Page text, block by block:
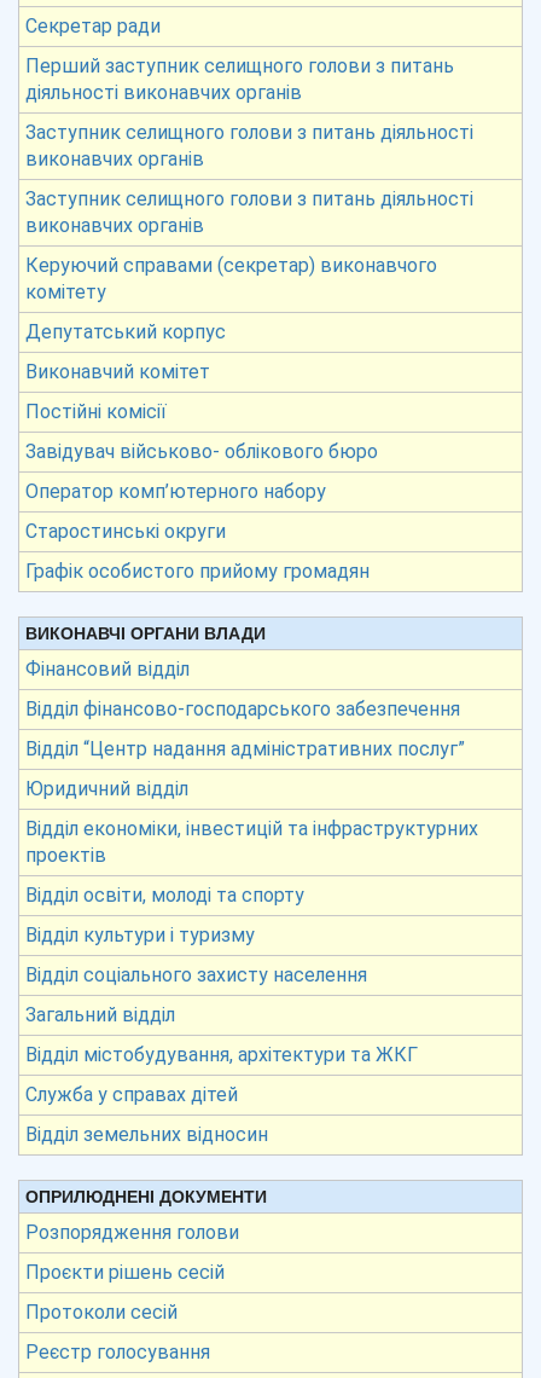
Секретар ради
Перший заступник селищного голови з питань
діяльності виконавчих органів
Заступник селищного голови з питань діяльності
виконавчих органів
Заступник селищного голови з питань діяльності
виконавчих органів
Керуючий справами (секретар) виконавчого
комітету
Депутатський корпус
Виконавчий комітет
Постійні комісії
Завідувач військово- облікового бюро
Оператор комп’ютерного набору
Старостинські округи
Графік особистого прийому громадян
ВИКОНАВЧІ ОРГАНИ ВЛАДИ
Фінансовий відділ
Відділ фінансово-господарського забезпечення
Відділ “Центр надання адміністративних послуг”
Юридичний відділ
Відділ економіки, інвестицій та інфраструктурних
проектів
Відділ освіти, молоді та спорту
Відділ культури і туризму
Відділ соціального захисту населення
Загальний відділ
Відділ містобудування, архітектури та ЖКГ
Служба у справах дітей
Відділ земельних відносин
ОПРИЛЮДНЕНІ ДОКУМЕНТИ
Розпорядження голови
Проєкти рішень сесій
Протоколи сесій
Реєстр голосування